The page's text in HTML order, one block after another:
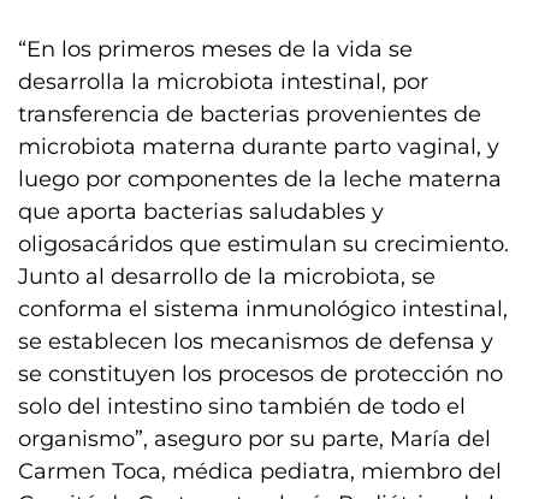
“En los primeros meses de la vida se
desarrolla la microbiota intestinal, por
transferencia de bacterias provenientes de
microbiota materna durante parto vaginal, y
luego por componentes de la leche materna
que aporta bacterias saludables y
oligosacáridos que estimulan su crecimiento.
Junto al desarrollo de la microbiota, se
conforma el sistema inmunológico intestinal,
se establecen los mecanismos de defensa y
se constituyen los procesos de protección no
solo del intestino sino también de todo el
organismo”, aseguro por su parte, María del
Carmen Toca, médica pediatra, miembro del